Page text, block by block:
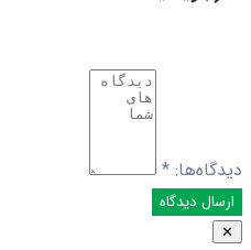
دیدگاه‌ها: *
✕